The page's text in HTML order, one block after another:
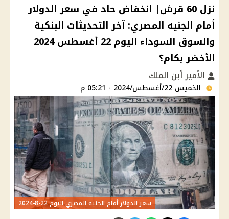
نزل 60 قرش| انخفاض حاد في سعر الدولار
أمام الجنيه المصري: آخر التحديثات البنكية
والسوق السوداء اليوم 22 أغسطس 2024
الأخضر بكام؟
الأمير أبن الملك
الخميس 22/أغسطس/2024 - 05:21 م
سعر الدولار أمام الجنيه المصري اليوم 22-8-2024